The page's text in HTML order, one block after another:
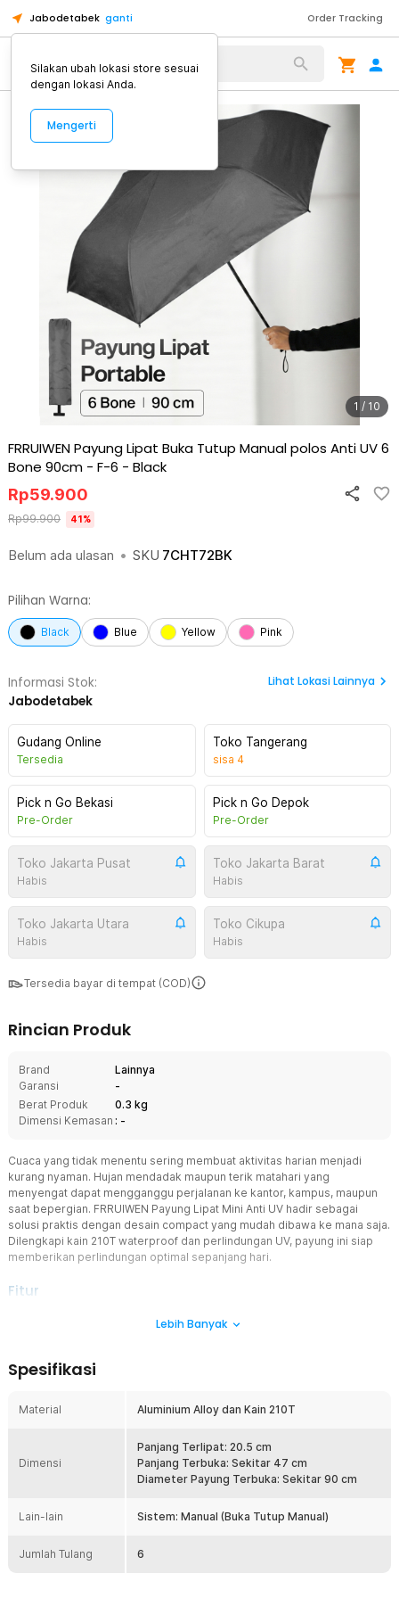
Jabodetabek ganti Order Tracking
Alat Kopi
1 / 10
FRRUIWEN Payung Lipat Buka Tutup Manual polos Anti UV 6
Bone 90cm - F-6 - Black
Belum ada ulasan • SKU 7CHT72BK
Rp59.900
Rp99.900 41%
Pilihan Warna:
Black Blue Yellow Pink
Informasi Stok:
Jabodetabek
Lihat Lokasi Lainnya
Gudang Online
Tersedia
Toko Tangerang
sisa 4
Pick n Go Bekasi
Pre-Order
Pick n Go Depok
Pre-Order
Toko Jakarta Pusat
Habis
Toko Jakarta Barat
Habis
Toko Jakarta Utara
Habis
Toko Cikupa
Habis
Tersedia bayar di tempat (COD)
Rincian Produk
Brand
Lainnya
Garansi
-
Berat Produk
0.3 kg
Dimensi Kemasan : -
Cuaca yang tidak menentu sering membuat aktivitas harian menjadi
kurang nyaman. Hujan mendadak maupun terik matahari yang
menyengat dapat mengganggu perjalanan ke kantor, kampus, maupun
saat bepergian. FRRUIWEN Payung Lipat Mini Anti UV hadir sebagai
solusi praktis dengan desain compact yang mudah dibawa ke mana saja.
Dilengkapi kain 210T waterproof dan perlindungan UV, payung ini siap
memberikan perlindungan optimal sepanjang hari.
Fitur
Ukuran Mini yang Praktis Dibawa
maupun koper. Bentuknya yang compact tidak memakan banyak
dengan mobilitas tinggi yang membutuhkan perlindungan cuaca
Perlindungan dari Hujan dan Sinar Matahari
FRRUIWEN menghadirkan payung yang dapat digunakan baik saat
hujan maupun cuaca panas. Lapisan kain membantu mengurangi
perlindungan dari air hujan. Solusi praktis untuk berbagai kondisi
Material Kain 210T Berkualitas
Lebih Banyak
Spesifikasi
Material Aluminium Alloy dan Kain 210T
Dimensi
Panjang Terlipat: 20.5 cm
Panjang Terbuka: Sekitar 47 cm
Diameter Payung Terbuka: Sekitar 90 cm
Lain-lain Sistem: Manual (Buka Tutup Manual)
Jumlah Tulang 6
Silakan ubah lokasi store sesuai
dengan lokasi Anda.
Mengerti